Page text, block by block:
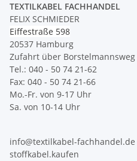
TEXTILKABEL FACHHANDEL
FELIX SCHMIEDER
Eiffestraße 598
20537 Hamburg
Zufahrt über Borstelmannsweg
Tel.: 040 - 50 74 21-62
Fax: 040 - 50 74 21-66
Mo.-Fr. von 9-17 Uhr
Sa. von 10-14 Uhr
info@textilkabel-fachhandel.de
stoffkabel.kaufen